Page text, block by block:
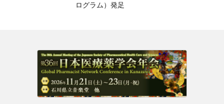
ログラム）発足